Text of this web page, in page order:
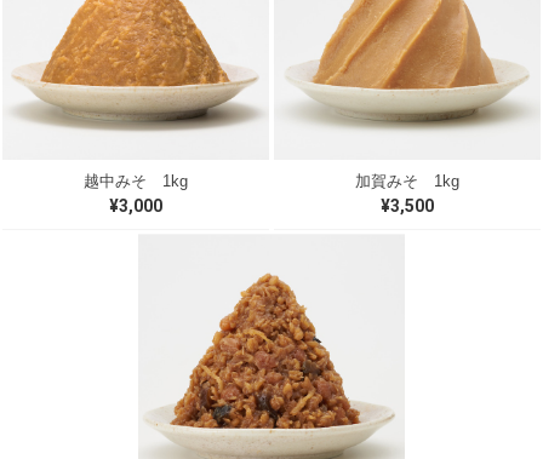
越中みそ 1kg
¥3,000
加賀みそ 1kg
¥3,500